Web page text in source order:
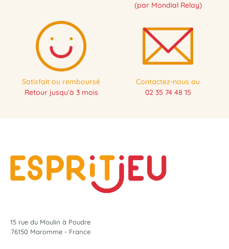
(par Mondial Relay)
Satisfait ou remboursé
Retour jusqu'à 3 mois
Contactez-nous au
02 35 74 48 15
15 rue du Moulin à Poudre
76150 Maromme - France